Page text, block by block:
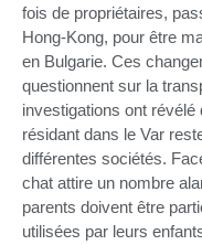
fois de propriétaires,
Hong-Kong, pour être
en Bulgarie. Ces
questionnent sur la
investigations ont révélé
résidant dans le Var
différentes sociétés.
chat attire un nombre
parents doivent être
utilisées par leurs